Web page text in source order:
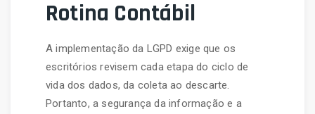
Rotina Contábil
A implementação da LGPD exige que os
escritórios revisem cada etapa do ciclo de
vida dos dados, da coleta ao descarte.
Portanto, a segurança da informação e a